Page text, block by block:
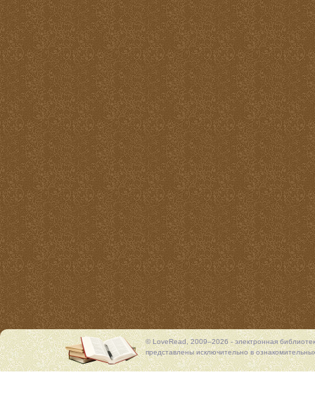
© LoveRead, 2009–2026 - электронная
представлены исключительно в